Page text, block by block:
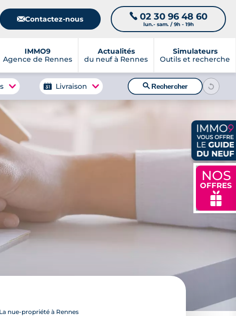
📧Contactez-nous 📞 02 30 96 48 60
lun.- sam. / 9h - 19h
IMMO9
Agence de Rennes
Actualités
du neuf à Rennes
Simulateurs
Outils et recherche
NOS
OFFRES
🎁
Livraison 🔍Rechercher
La nue-propriété à Rennes